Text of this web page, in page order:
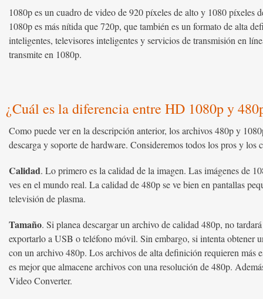
1080p es un cuadro de video de 920 píxeles de alto y 1080
1080p es más nítida que 720p, que también es un formato de alta
inteligentes, televisores inteligentes y servicios de transmisión en
transmite en 1080p.
¿Cuál es la diferencia entre HD 1080p y
Como puede ver en la descripción anterior, los archivos 480p y
descarga y soporte de hardware. Consideremos todos los pros y los
Calidad. Lo primero es la calidad de la imagen. Las imágenes de
ves en el mundo real. La calidad de 480p se ve bien en pantallas
televisión de plasma.
Tamaño. Si planea descargar un archivo de calidad 480p, no
exportarlo a USB o teléfono móvil. Sin embargo, si intenta obtener
con un archivo 480p. Los archivos de alta definición requieren más
es mejor que almacene archivos con una resolución de 480p.
Video Converter.